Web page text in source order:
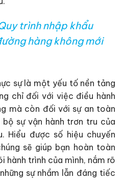
trình nhập khẩu
hàng không mới
sự là một yếu tố nền tảng
chỉ đối với việc điều hành
mà còn đối với sự an toàn
sự vận hành trơn tru của
Hiểu được số hiệu chuyến
sẽ giúp bạn hoàn toàn
hành trình của mình, nắm rõ
sự nhầm lẫn đáng tiếc